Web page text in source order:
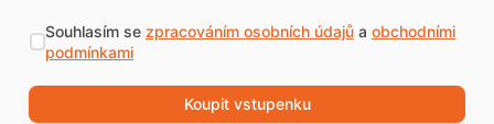
Souhlasím se zpracováním osobních údajůa obchodními
podmínkami
Koupit vstupenku